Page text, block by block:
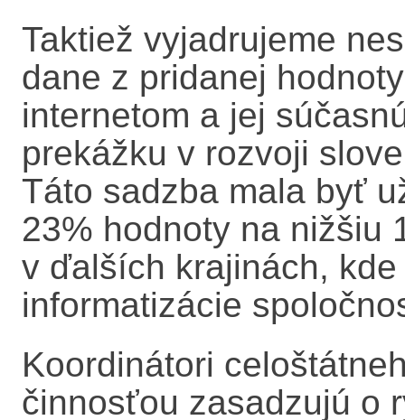
Taktiež vyjadrujeme
dane z pridanej
internetom a jej
prekážku v rozvoji
Táto sadzba mala byť
23% hodnoty na nižšiu
v ďalších krajinách,
informatizácie
Koordinátori
činnosťou zasadzujú o